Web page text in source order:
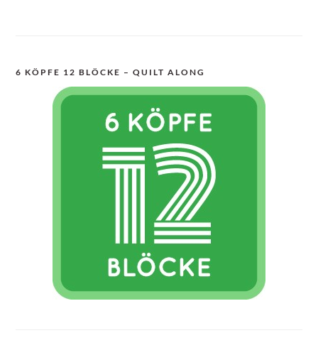
6 KÖPFE 12 BLÖCKE – QUILT ALONG